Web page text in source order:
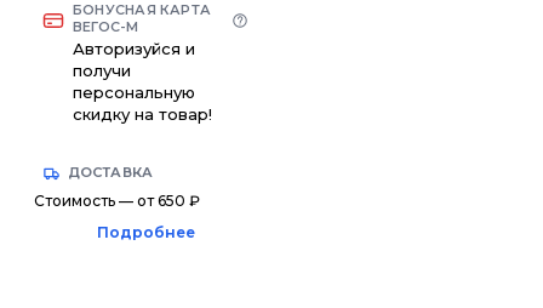
БОНУСНАЯ КАРТА
ВЕГОС-М
Авторизуйся и
получи
персональную
скидку на товар!
ДОСТАВКА
Стоимость — от 650 ₽
Подробнее